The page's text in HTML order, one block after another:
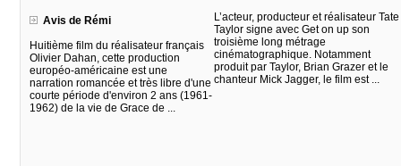
Avis de Rémi
Huitième film du réalisateur français
Olivier Dahan, cette production
européo-américaine est une
narration romancée et très libre d'une
courte période d'environ 2 ans (1961-
1962) de la vie de Grace de ...
L’acteur, producteur et réalisateur Tate
Taylor signe avec Get on up son
troisième long métrage
cinématographique. Notamment
produit par Taylor, Brian Grazer et le
chanteur Mick Jagger, le film est ...